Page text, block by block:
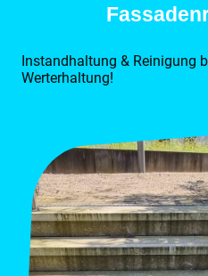
Instandhaltung & Reinigung
Werterhaltung!